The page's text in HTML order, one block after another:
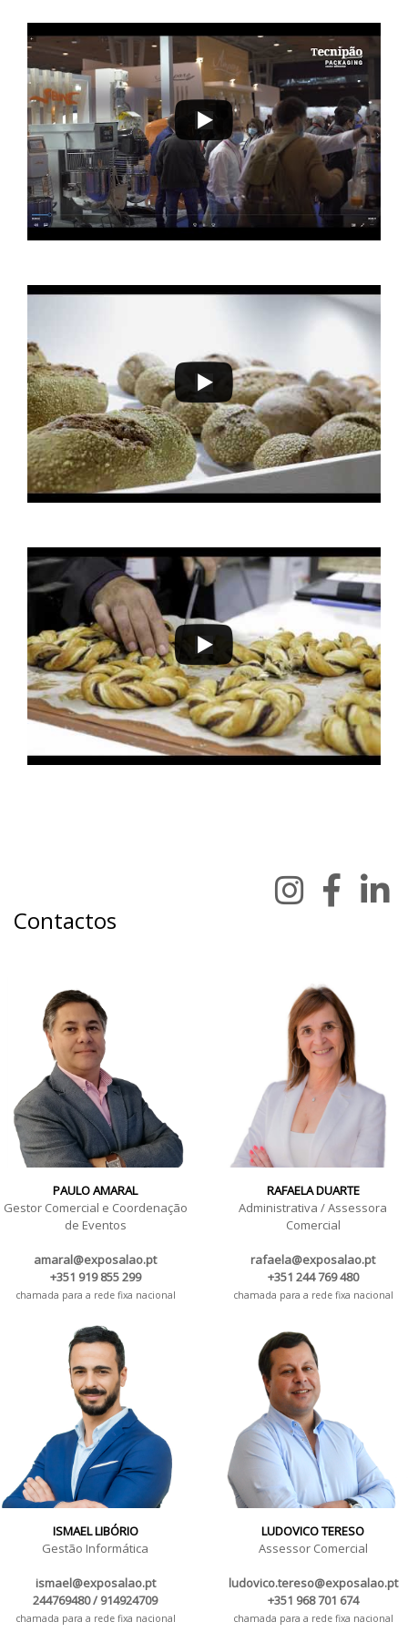
Contactos
PAULO AMARAL
Gestor Comercial e Coordenação
de Eventos
amaral@exposalao.pt
+351 919 855 299
chamada para a rede fixa nacional
RAFAELA DUARTE
Administrativa / Assessora
Comercial
rafaela@exposalao.pt
+351 244 769 480
chamada para a rede fixa nacional
ISMAEL LIBÓRIO
Gestão Informática
ismael@exposalao.pt
244769480 / 914924709
chamada para a rede fixa nacional
LUDOVICO TERESO
Assessor Comercial
ludovico.tereso@exposalao.pt
+351 968 701 674
chamada para a rede fixa nacional